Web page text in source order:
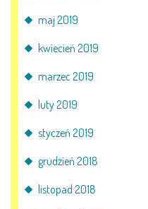
maj 2019
kwiecień 2019
marzec 2019
luty 2019
styczeń 2019
grudzień 2018
listopad 2018